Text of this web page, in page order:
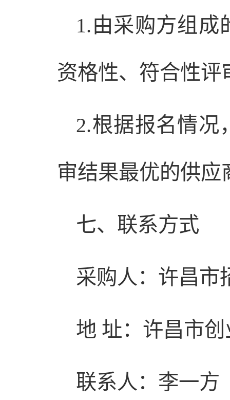
1.由采购方组成
资格性、符合性评
2.根据报名情况
审结果最优的供应
七、联系方式
采购人：许昌市
地 址：许昌市
联系人：李一方